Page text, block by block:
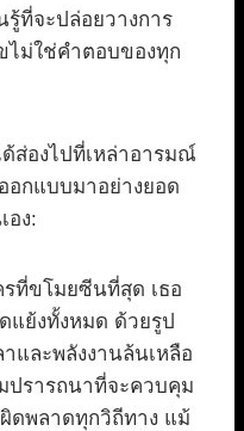
รู้ที่จะปล่อยวางการ
ไม่ใช่คำตอบของทุก
ส่องไปที่เหล่าอารมณ์
อกแบบมาอย่างยอด
อง:
รที่ขโมยซีนที่สุด เธอ
แย้งทั้งหมด ด้วยรูป
และพลังงานล้นเหลือ
ปรารถนาที่จะควบคุม
ดพลาดทุกวิถีทาง แม้